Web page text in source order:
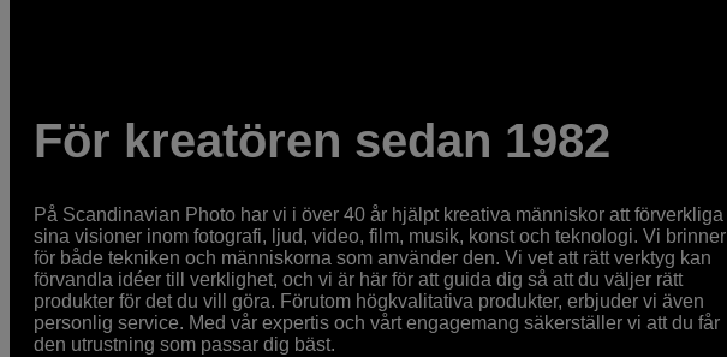
För kreatören sedan 1982
På Scandinavian Photo har vi i över 40 år hjälpt kreativa människor att förverkliga
sina visioner inom fotografi, ljud, video, film, musik, konst och teknologi. Vi brinner
för både tekniken och människorna som använder den. Vi vet att rätt verktyg kan
förvandla idéer till verklighet, och vi är här för att guida dig så att du väljer rätt
produkter för det du vill göra. Förutom högkvalitativa produkter, erbjuder vi även
personlig service. Med vår expertis och vårt engagemang säkerställer vi att du får
den utrustning som passar dig bäst.